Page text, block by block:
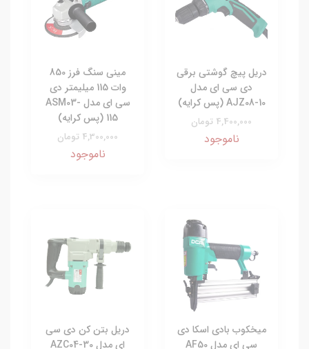
دریل پیچ گوشتی برقی
دی سی ای مدل
AJZ08-10 (پس کرایه)
4,400,000 تومان
ناموجود
مینی سنگ فرز 850
وات 115 میلیمتر دی
سی ای مدل ASM03-
115 (پس کرایه)
4,300,000 تومان
ناموجود
میخکوب بادی اسکا دی
سی ای مدل AF50
دریل بتن کن دی سی
ای مدل AZC04-30